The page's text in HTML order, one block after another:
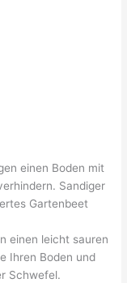
einen Boden mit
Sandiger
Gartenbeet
einen leicht sauren
Ihren Boden und
Schwefel.